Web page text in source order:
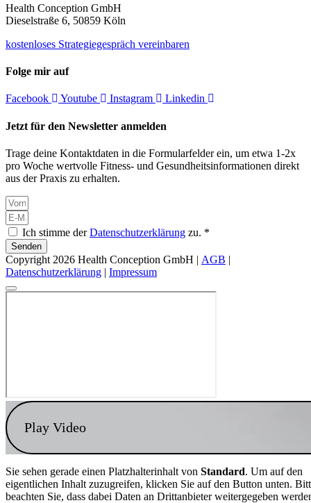
Health Conception GmbH
Dieselstraße 6, 50859 Köln
kostenloses Strategiegespräch vereinbaren
Folge mir auf
Facebook Youtube Instagram Linkedin
Jetzt für den Newsletter anmelden
Trage deine Kontaktdaten in die Formularfelder ein, um etwa 1-2x
pro Woche wertvolle Fitness- und Gesundheitsinformationen direkt
aus der Praxis zu erhalten.
Ich stimme derDatenschutzerklärung zu. *
Senden
Copyright 2026 Health Conception GmbH | AGB |
Datenschutzerklärung | Impressum
Play Video
Sie sehen gerade einen Platzhalterinhalt von Standard. Um auf den
eigentlichen Inhalt zuzugreifen, klicken Sie auf den Button unten.
beachten Sie, dass dabei Daten an Drittanbieter weitergegeben